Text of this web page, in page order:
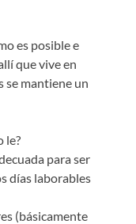
es posible e
que vive en
se mantiene un
le?
para ser
días laborables
(básicamente